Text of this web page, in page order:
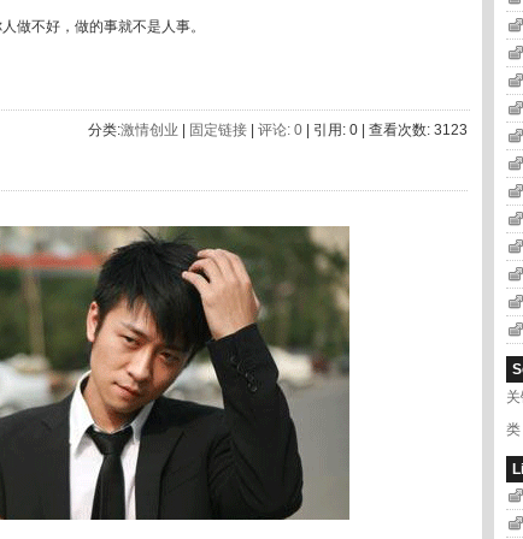
做不好，做的事就不是人事。
分类:激情创业 固定链接 评论: 0 | 引用: 0 | 查看次数: 3123